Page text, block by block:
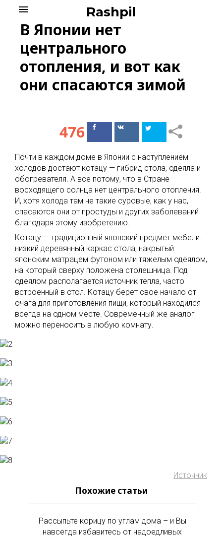
content
Rashpil
menu
В Японии нет
центрального
отопления, и вот как
они спасаются зимой
476
ПоделитьсяПоделиться
Почти в каждом доме в Японии с наступлением
холодов достают котацу — гибрид стола, одеяла и
обогревателя. А все потому, что в Стране
восходящего солнца нет центрального отопления.
И, хотя холода там не такие суровые, как у нас,
спасаются они от простуды и других заболеваний
благодаря этому изобретению.
Котацу — традиционный японский предмет мебели:
низкий деревянный каркас стола, накрытый
японским матрацем футоном или тяжелым одеялом,
на который сверху положена столешница. Под
одеялом располагается источник тепла, часто
встроенный в стол. Котацу берет свое начало от
очага для приготовления пищи, который находился
всегда на одном месте. Современный же аналог
можно переносить в любую комнату.
Источник
Похожие статьи
Рассыпьте корицу по углам дома – и Вы
навсегда избавитесь от надоедливых